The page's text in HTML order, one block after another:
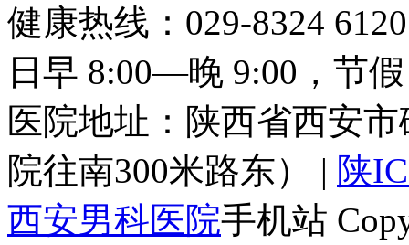
健康热线：029-8324
日早 8:00—晚 9:00，节
医院地址：陕西省西安
院往南300米路东） | 陕
西安男科医院手机站